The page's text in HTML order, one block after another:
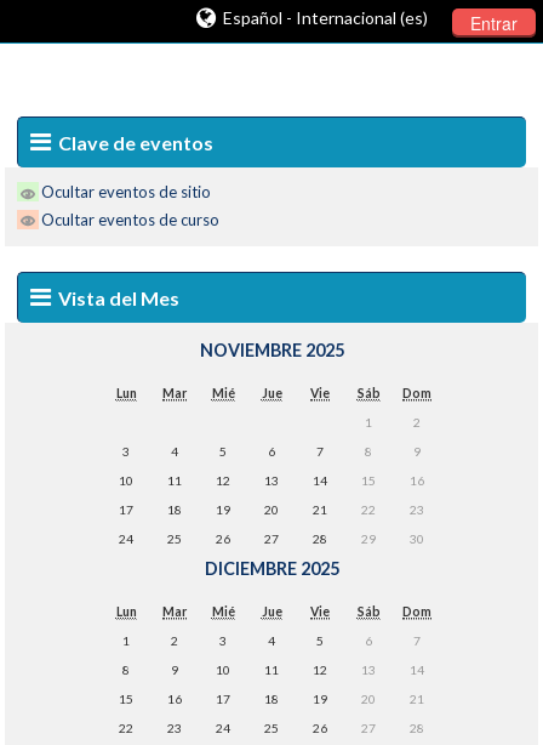
Entrar
Español - Internacional (es)
Clave de eventos
Ocultar eventos de sitio
Ocultar eventos de curso
Vista del Mes
NOVIEMBRE 2025
Lun Mar Mié Jue Vie Sáb
Dom
1
2
3
4 5 6 7 8
9
10
11 12 13 14 15
16
17
18 19 20 21 22
23
24
25 26 27 28 29 30
DICIEMBRE 2025
Lun Mar Mié Jue Vie Sáb
Dom
1
2 3 4 5 6
7
8
9 10 11 12 13
14
15
16 17 18 19 20
21
22
23 24 25 26 27
28